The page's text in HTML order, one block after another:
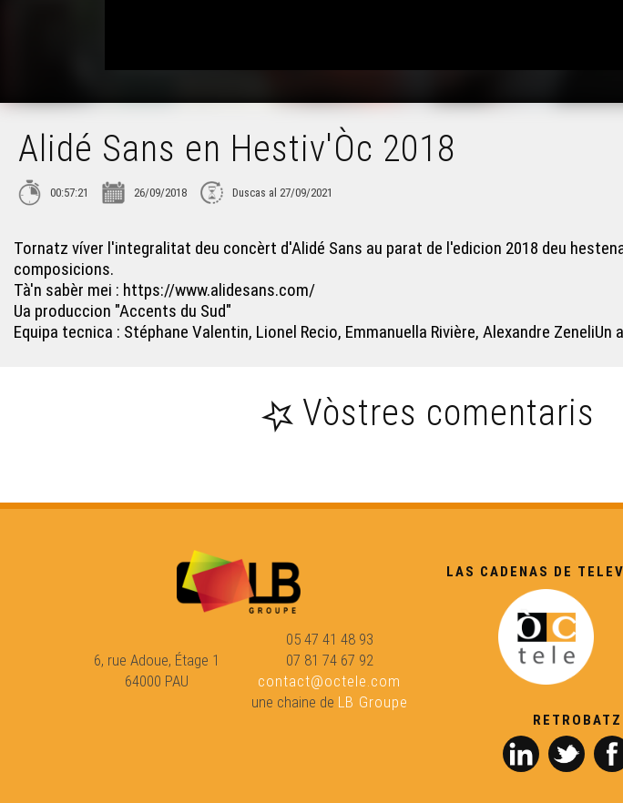
Alidé Sans en Hestiv'Òc 2018
00:57:21 26/09/2018 Duscas al 27/09/2021
Tornatz víver l'integralitat deu concèrt d'Alidé Sans au parat de l'edicion 2018 deu
composicions.
Tà'n sabèr mei : https://www.alidesans.com/
Ua produccion "Accents du Sud"
Equipa tecnica : Stéphane Valentin, Lionel Recio, Emmanuella Rivière, Alexandre
Vòstres comentaris
6, rue Adoue, Étage 1
64000 PAU
05 47 41 48 93
07 81 74 67 92
contact@octele.com
une chaine de LB Groupe
LAS CADENAS DE